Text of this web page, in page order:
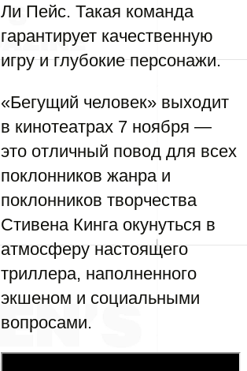
Ли Пейс. Такая команда
гарантирует качественную
игру и глубокие персонажи.
«Бегущий человек» выходит
в кинотеатрах 7 ноября —
это отличный повод для всех
поклонников жанра и
поклонников творчества
Стивена Кинга окунуться в
атмосферу настоящего
триллера, наполненного
экшеном и социальными
вопросами.